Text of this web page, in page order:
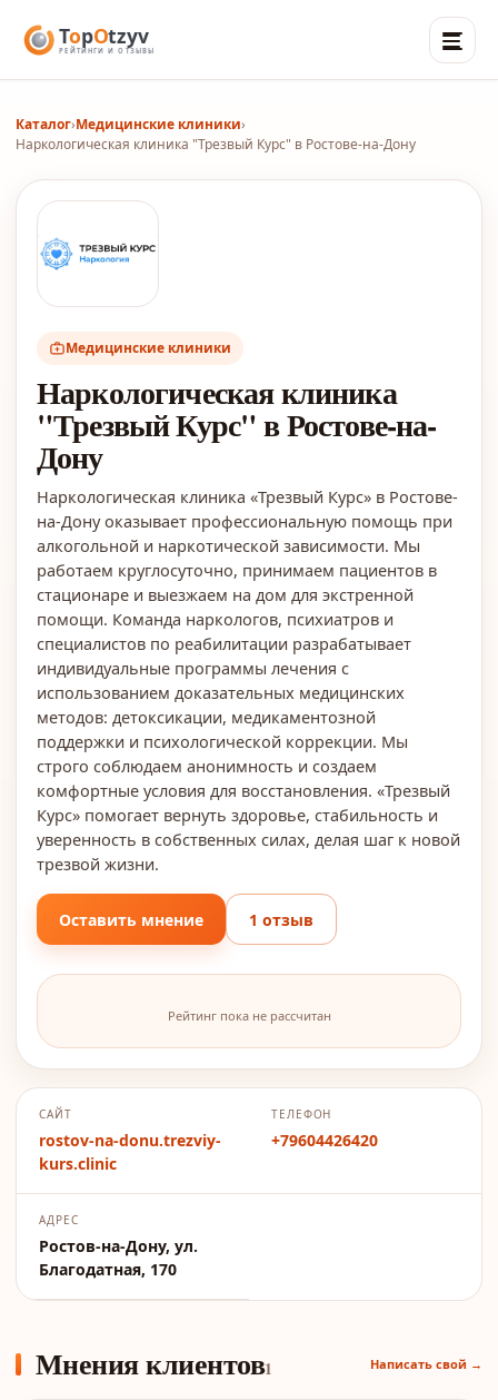
Каталог›Медицинские клиники›
Наркологическая клиника "Трезвый Курс" в Ростове-на-Дону
Медицинские клиники
Наркологическая клиника
"Трезвый Курс" в Ростове-на-
Дону
Наркологическая клиника «Трезвый Курс» в Ростове-
на-Дону оказывает профессиональную помощь при
алкогольной и наркотической зависимости. Мы
работаем круглосуточно, принимаем пациентов в
стационаре и выезжаем на дом для экстренной
помощи. Команда наркологов, психиатров и
специалистов по реабилитации разрабатывает
индивидуальные программы лечения с
использованием доказательных медицинских
методов: детоксикации, медикаментозной
поддержки и психологической коррекции. Мы
строго соблюдаем анонимность и создаем
комфортные условия для восстановления. «Трезвый
Курс» помогает вернуть здоровье, стабильность и
уверенность в собственных силах, делая шаг к новой
трезвой жизни.
Оставить мнение 1 отзыв
Рейтинг пока не рассчитан
САЙТ
rostov-na-donu.trezviy-
kurs.clinic
ТЕЛЕФОН
+79604426420
АДРЕС
Ростов-на-Дону, ул.
Благодатная, 170
Мнения клиентов1 Написать свой →